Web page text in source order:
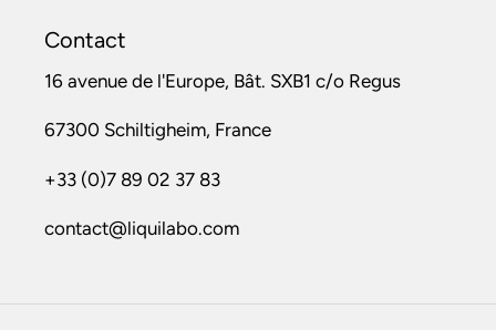
Contact
16 avenue de l'Europe, Bât. SXB1 c/o Regus
67300 Schiltigheim, France
+33 (0)7 89 02 37 83
contact@liquilabo.com